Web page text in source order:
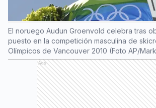
El noruego Audun Groenvold celebra tras
puesto en la competición masculina de
Olímpicos de Vancouver 2010 (Foto AP/
Ads